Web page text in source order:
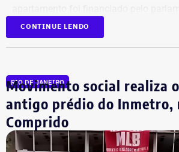
imóvel, a lista de bens inclui veículos
mil e outros direitos e aplicações que
Pastor evangélico,Otoni de Paulafoi
do Rio antes de ser eleito para a
A declaração de bens é uma exigência
todos os candidatos. O sistema do
CONTINUE LENDO
RIO DE JANEIRO
Movimento social realiza
antigo prédio do Inmetro,
Comprido